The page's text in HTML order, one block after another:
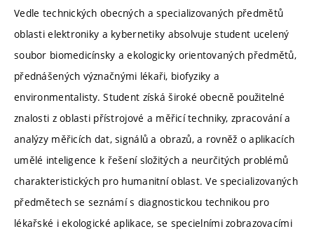
Vedle technických obecných a specializovaných předmětů
oblasti elektroniky a kybernetiky absolvuje student ucelený
soubor biomedicínsky a ekologicky orientovaných předmětů,
přednášených význačnými lékaři, biofyziky a
environmentalisty. Student získá široké obecně použitelné
znalosti z oblasti přístrojové a měřicí techniky, zpracování a
analýzy měřicích dat, signálů a obrazů, a rovněž o aplikacích
umělé inteligence k řešení složitých a neurčitých problémů
charakteristických pro humanitní oblast. Ve specializovaných
předmětech se seznámí s diagnostickou technikou pro
lékařské i ekologické aplikace, se specielními zobrazovacími